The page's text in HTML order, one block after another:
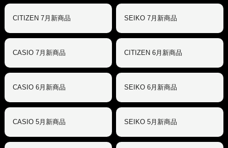
CITIZEN 7月新商品 SEIKO 7月新商品
CASIO 7月新商品 CITIZEN 6月新商品
CASIO 6月新商品 SEIKO 6月新商品
CASIO 5月新商品 SEIKO 5月新商品